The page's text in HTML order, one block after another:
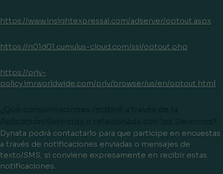
https://www.insightexpressai.com/adserver/optout.aspx
https://n01d01.cumulus-cloud.com/ssi/optout.php
https://priv-
policy.imrworldwide.com/priv/browser/us/en/optout.html
Dynata podrá contactarlo para que participe en encuestas
a través de notificaciones enviadas o mensajes de
texto/SMS, si conviene expresamente en recibir estas
notificaciones.